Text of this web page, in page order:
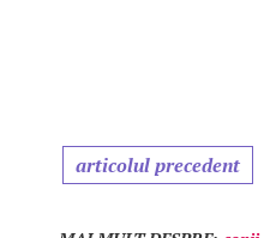
articolul precedent